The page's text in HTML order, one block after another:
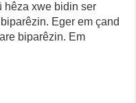
hêza xwe bidin ser
Eger em çand
biparêzin. Em